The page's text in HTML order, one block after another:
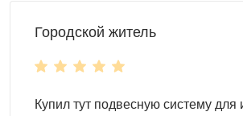
Городской житель
Купил тут подвесную систему для